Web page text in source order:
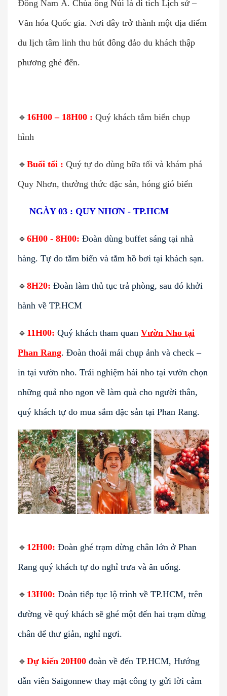
Đông Nam Á. Chùa ông Núi là di tích Lịch sử –
Văn hóa Quốc gia. Nơi đây trở thành một địa điểm
du lịch tâm linh thu hút đông đảo du khách thập
phương ghé đến.
🔹 16H00 – 18H00 : Quý khách tắm biển chụp
hình
🔹 Buổi tối : Quý tự do dùng bữa tối và khám phá
Quy Nhơn, thưởng thức đặc sản, hóng gió biển
NGÀY 03 : QUY NHƠN - TP.HCM
🔹 6H00 - 8H00: Đoàn dùng buffet sáng tại nhà
hàng. Tự do tắm biển và tắm hồ bơi tại khách sạn.
🔹 8H20: Đoàn làm thủ tục trả phòng, sau đó khởi
hành về TP.HCM
🔹 11H00: Quý khách tham quan Vườn Nho tại
Phan Rang. Đoàn thoải mái chụp ảnh và check –
in tại vườn nho. Trải nghiệm hái nho tại vườn chọn
những quả nho ngon về làm quà cho người thân,
quý khách tự do mua sắm đặc sản tại Phan Rang.
🔹 12H00: Đoàn ghé trạm dừng chân lớn ở Phan
Rang quý khách tự do nghỉ trưa và ăn uống.
🔹 13H00: Đoàn tiếp tục lộ trình về TP.HCM, trên
đường về quý khách sẽ ghé một đến hai trạm dừng
chân để thư giản, nghỉ ngơi.
🔹 Dự kiến 20H00 đoàn về đến TP.HCM, Hướng
dẫn viên Saigonnew thay mặt công ty gửi lời cảm